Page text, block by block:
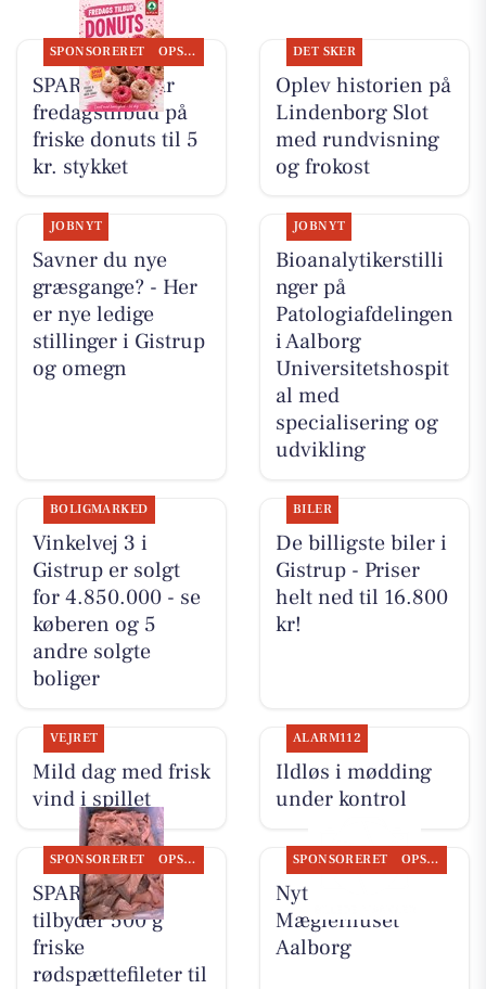
SPONSORERET OPSLAGSTAVLEN
SPAR Visse har
fredagstilbud på
friske donuts til 5
kr. stykket
DET SKER
Oplev historien på
Lindenborg Slot
med rundvisning
og frokost
JOBNYT
Savner du nye
græsgange? - Her
er nye ledige
stillinger i Gistrup
og omegn
JOBNYT
Bioanalytikerstilli
nger på
Patologiafdelingen
i Aalborg
Universitetshospit
al med
specialisering og
udvikling
BOLIGMARKED
Vinkelvej 3 i
Gistrup er solgt
for 4.850.000 - se
køberen og 5
andre solgte
boliger
BILER
De billigste biler i
Gistrup - Priser
helt ned til 16.800
kr!
VEJRET
Mild dag med frisk
vind i spillet
ALARM112
Ildløs i mødding
under kontrol
SPONSORERET OPSLAGSTAVLEN
SPAR Visse
tilbyder 500 g
friske
rødspættefileter til
SPONSORERET OPSLAGSTAVLEN
Nyt fra
Mæglerhuset
Aalborg